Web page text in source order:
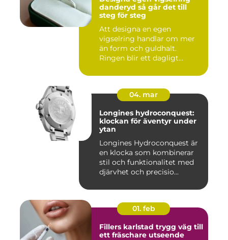
danderyd så går det till
steg för steg
Att designa en egen
vigselring handlar om mer
än form och guldhalt.
Ringen blir ett dagligt
04. mar
Longines hydroconquest:
klockan för äventyr under
ytan
Longines Hydroconquest är
en klocka som kombinerar
stil och funktionalitet med
djärvhet och precisio...
01. feb
Fillers karlstad trygg väg till
ett fräschare utseende